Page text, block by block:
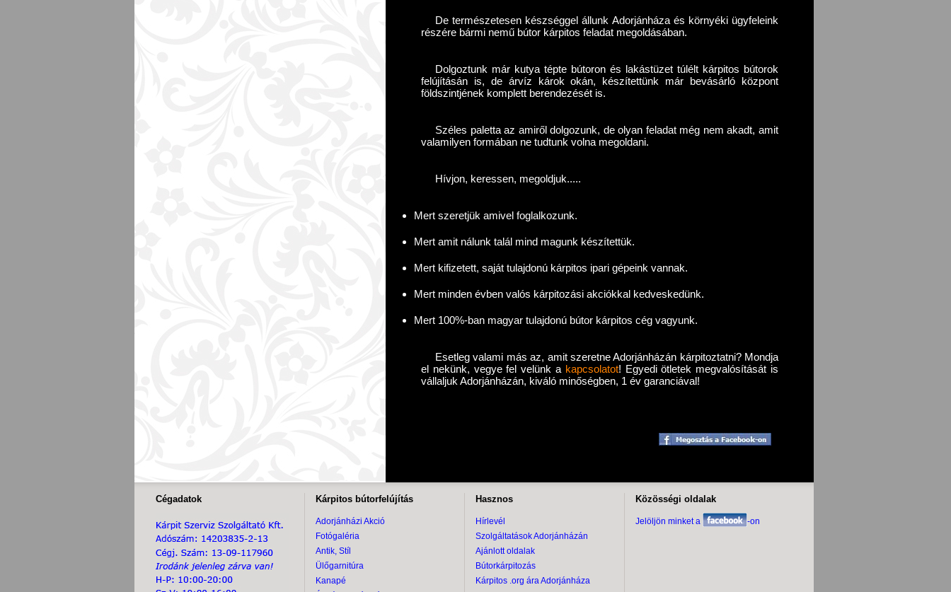
De természetesen készséggel állunk Adorjánháza és környéki ügyfeleink
részére bármi nemű bútor kárpitos feladat megoldásában.
Dolgoztunk már kutya tépte bútoron és lakástüzet túlélt kárpitos bútorok
felújításán is, de árvíz károk okán, készítettünk már bevásárló központ
földszintjének komplett berendezését is.
Széles paletta az amiről dolgozunk, de olyan feladat még nem akadt, amit
valamilyen formában ne tudtunk volna megoldani.
Hívjon, keressen, megoldjuk.....
Mert szeretjük amivel foglalkozunk.
Mert amit nálunk talál mind magunk készítettük.
Mert kifizetett, saját tulajdonú kárpitos ipari gépeink vannak.
Mert minden évben valós kárpitozási akciókkal kedveskedünk.
Mert 100%-ban magyar tulajdonú bútor kárpitos cég vagyunk.
Esetleg valami más az, amit szeretne Adorjánházán kárpitoztatni? Mondja
el nekünk, vegye fel velünk a kapcsolatot! Egyedi ötletek megvalósítását is
vállaljuk Adorjánházán, kiváló minőségben, 1 év garanciával!
Cégadatok Kárpitos bútorfelújítás
Adorjánházi Akció
Fotógaléria
Antik, Stíl
Ülőgarnitúra
Kanapé
Hasznos
Hírlevél
Szolgáltatások Adorjánházán
Ajánlott oldalak
Bútorkárpitozás
Kárpitos .org ára Adorjánháza
Közösségi oldalak
Jelöljön minket a -on